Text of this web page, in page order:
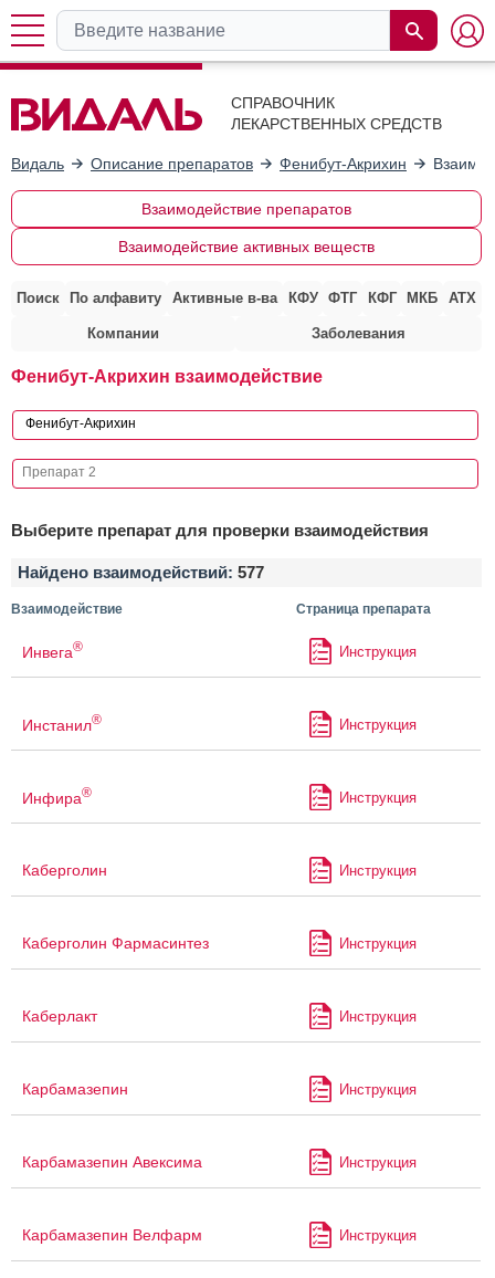
СПРАВОЧНИК
ЛЕКАРСТВЕННЫХ СРЕДСТВ
Видаль Описание препаратов Фенибут-Акрихин
Взаимодействие препаратов
Взаимодействие активных веществ
Поиск По алфавиту Активные в-ва КФУ ФТГ КФГ МКБ АТХ
Компании Заболевания
Фенибут-Акрихин взаимодействие
Выберите препарат для проверки взаимодействия
Найдено взаимодействий: 577
Взаимодействие Страница препарата
Инвега® Инструкция
Инстанил® Инструкция
Инфира® Инструкция
Каберголин Инструкция
Каберголин Фармасинтез Инструкция
Каберлакт Инструкция
Карбамазепин Инструкция
Карбамазепин Авексима Инструкция
Карбамазепин Велфарм Инструкция